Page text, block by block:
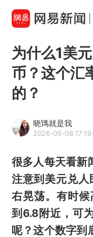
为什么1美
币？这个汇
的？
晓駂就是我
2026-05-08 17:19
很多人每天看新
注意到美元兑
右晃荡。有时
到6.8附近，可
呢？这个数字到